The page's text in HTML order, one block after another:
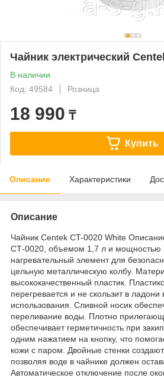
Чайник электрический
В наличии
Код: 49584
Розница
18 990 ₸
Купить
Описание Характеристики
Описание
Чайник Centek CT-0020 White
СТ-0020, объемом 1,7 л и мощностью
нагревательный элемент для
цельную металлическую колбу.
высококачественный пластик.
перегревается и не скользит в ладони
использования. Сливной носик
переливание воды. Плотно
обеспечивает герметичность при
одним нажатием на кнопку, что
кожи с паром. Двойные стенки
позволяя воде в чайнике должен
Автоматическое отключение после